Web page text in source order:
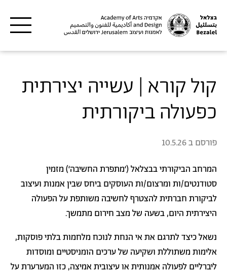
קול קורא | עשייה יצירתית
כפעולה ביקורתית
פורסם ב10.5.26
המרחב הביקורתי בבצלאל (‘מתפרת החשיבה‘) מזמין
סטודנטים/ות ומרצום/ות העוסקים ביחס שבין אמנות ועיצוב
לביקורת חברתית להצטרף לחשיבה משותפת על הפעולה
היצירתית היום, בשעה של מצב חירום מתמשך.
נשאל כיצד לתרגם את אי הנחת לנוכח מלחמות בלתי פוסקות,
אלימות משתוללת ושקיעה של ערכים הומניסטיים ומוסדות
ליברליים לפעולה אמנותית או עיצובית אמיצה, כזו המערערת על